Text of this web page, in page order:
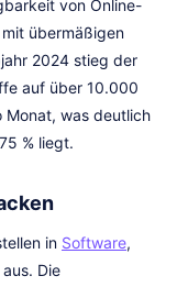
von Online-
übermäßigen
2024 stieg der
auf über 10.000
Monat, was deutlich
% liegt.
in Software,
Die